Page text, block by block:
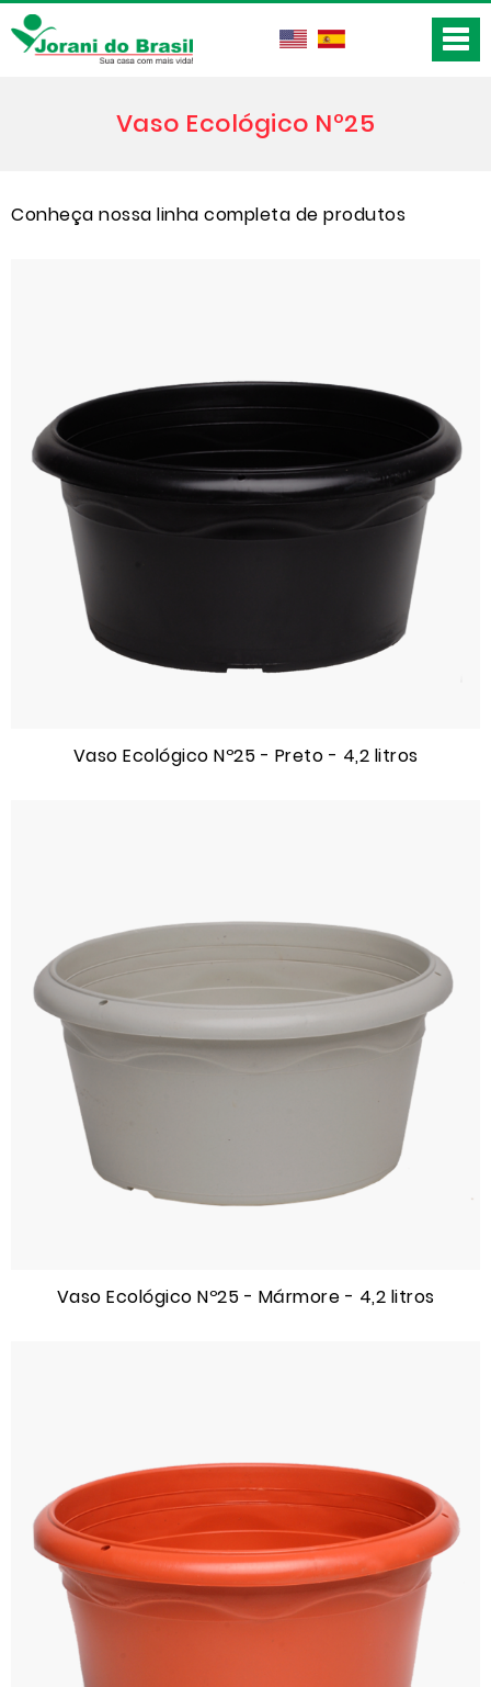
Vaso Ecológico Nº25
Conheça nossa linha completa de produtos
Vaso Ecológico Nº25 - Preto - 4,2 litros
Vaso Ecológico Nº25 - Mármore - 4,2 litros